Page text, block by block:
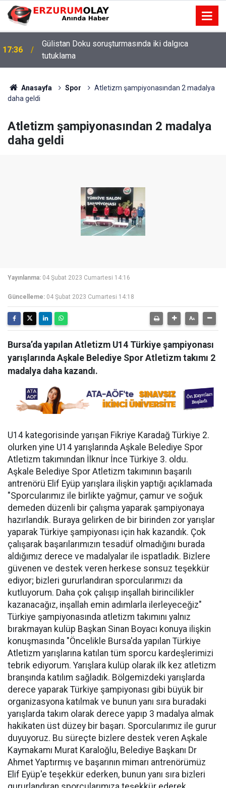
17:36
Gülistan Doku soruşturmasında iki dalgıca
tutuklama
Anasayfa Spor
Atletizm şampiyonasından 2 madalya
daha geldi
Atletizm şampiyonasından 2 madalya
daha geldi
Yayınlanma: 04 Şubat 2023 Cumartesi 14:16
Güncelleme: 04 Şubat 2023 Cumartesi 14:18
Bursa’da yapılan Atletizm U14 Türkiye şampiyonası
yarışlarında Aşkale Belediye Spor Atletizm takımı 2
madalya daha kazandı.
U14 kategorisinde yarışan Fikriye Karadağ Türkiye 2.
olurken yine U14 yarışlarında Aşkale Belediye Spor
Atletizm takımından İlknur İnce Türkiye 3. oldu.
Aşkale Belediye Spor Atletizm takımının başarılı
antrenörü Elif Eyüp yarışlara ilişkin yaptığı açıklamada
"Sporcularımız ile birlikte yağmur, çamur ve soğuk
demeden düzenli bir çalışma yaparak şampiyonaya
hazırlandık. Buraya gelirken de bir birinden zor yarışlar
yaparak Türkiye şampiyonası için hak kazandık. Çok
çalışarak başarılarımızın tesadüf olmadığını burada
aldığımız derece ve madalyalar ile ispatladık. Bizlere
güvenen ve destek veren herkese sonsuz teşekkür
ediyor; bizleri gururlandıran sporcularımızı da
kutluyorum. Daha çok çalışıp inşallah birincilikler
kazanacağız, inşallah emin adımlarla ilerleyeceğiz"
Türkiye şampiyonasında atletizm takımını yalnız
bırakmayan kulüp Başkan Sinan Boyacı konuya ilişkin
konuşmasında "Öncelikle Bursa'da yapılan Türkiye
Atletizm yarışlarına katılan tüm sporcu kardeşlerimizi
tebrik ediyorum. Yarışlara kulüp olarak ilk kez atletizm
branşında katılım sağladık. Bölgemizdeki yarışlarda
derece yaparak Türkiye şampiyonası gibi büyük bir
organizasyona katılmak ve bunun yanı sıra buradaki
yarışlarda takım olarak derece yapıp 3 madalya almak
hakikaten üst düzey bir başarı. Sporcularımız ile gurur
duyuyoruz. Bu süreçte bizlere destek veren Aşkale
Kaymakamı Murat Karaloğlu, Belediye Başkanı Dr
Ahmet Yaptırmış ve başarının mimarı antrenörümüz
Elif Eyüp'e teşekkür ederken, bunun yanı sıra bizleri